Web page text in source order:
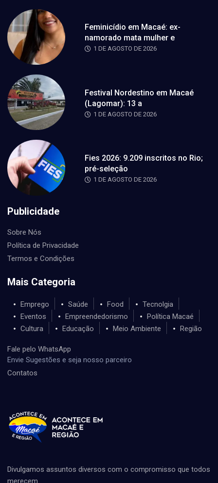
Feminicídio em Macaé: ex-
namorado mata mulher e
1 DE AGOSTO DE 2026
Festival Nordestino em Macaé
(Lagomar): 13 a
1 DE AGOSTO DE 2026
Fies 2026: 9.209 inscritos no Rio;
pré-seleção
1 DE AGOSTO DE 2026
Publicidade
Sobre Nós
Política de Privacidade
Termos e Condições
Mais Categoria
Emprego Saúde Food
Tecnolgia
Eventos
Empreendedorismo
Política Macaé
Cultura
Educação Meio Ambiente Região
Fale pelo WhatsApp
Envie Sugestões e seja nosso parceiro
Contatos
Divulgamos assuntos diversos com o compromisso que todos
merecem